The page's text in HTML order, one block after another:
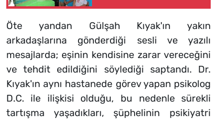
Öte yandan Gülşah Kıyak'ın yakın
arkadaşlarına gönderdiği sesli ve yazılı
mesajlarda; eşinin kendisine zarar vereceğini
ve tehdit edildiğini söylediği saptandı. Dr.
Kıyak'ın aynı hastanede görev yapan psikolog
D.C. ile ilişkisi olduğu, bu nedenle sürekli
tartışma yaşadıkları, şüphelinin psikiyatri